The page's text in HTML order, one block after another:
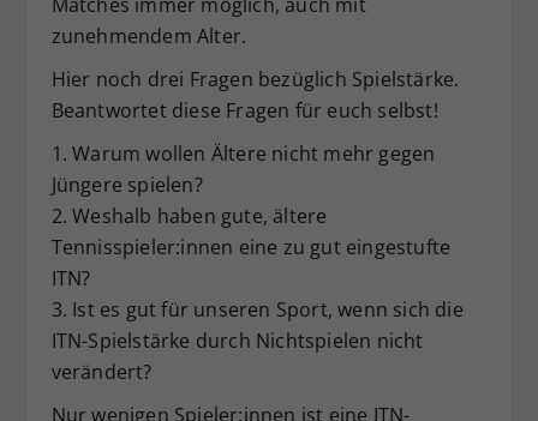
zunehmendem Alter.
Hier noch drei Fragen bezüglich Spielstärke.
Beantwortet diese Fragen für euch selbst!
1. Warum wollen Ältere nicht mehr gegen
Jüngere spielen?
2. Weshalb haben gute, ältere
Tennisspieler:innen eine zu gut eingestufte
ITN?
3. Ist es gut für unseren Sport, wenn sich die
ITN-Spielstärke durch Nichtspielen nicht
verändert?
Nur wenigen Spieler:innen ist eine ITN-